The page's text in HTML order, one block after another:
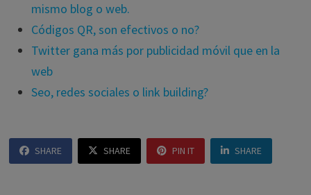
mismo blog o web.
Códigos QR, son efectivos o no?
Twitter gana más por publicidad móvil que en la
web
Seo, redes sociales o link building?
SHARE SHARE PIN IT SHARE